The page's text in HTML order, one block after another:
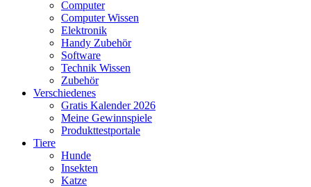
Computer
Computer Wissen
Elektronik
Handy Zubehör
Software
Technik Wissen
Zubehör
Verschiedenes
Gratis Kalender 2026
Meine Gewinnspiele
Produkttestportale
Tiere
Hunde
Insekten
Katze